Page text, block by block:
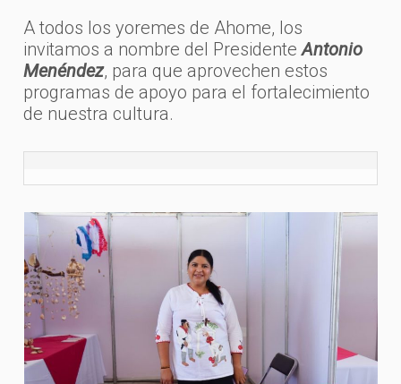
A todos los yoremes de Ahome, los
invitamos a nombre del PresidenteAntonio
Menéndez, para que aprovechen estos
programas de apoyo para el fortalecimiento
de nuestra cultura.